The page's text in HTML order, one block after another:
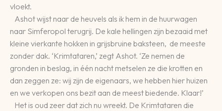
vloekt.
Ashot wijst naar de heuvels als ik hem in de huurwagen
naar Simferopol terugrij. De kale hellingen zijn bezaaid met
kleine vierkante hokken in grijsbruine baksteen, de meeste
zonder dak. ‘Krimtataren,’ zegt Ashot. ‘Ze nemen de
gronden in beslag, in één nacht metselen ze die krotten en
dan zeggen ze: wij zijn de eigenaars, we hebben hier huizen
en we verkopen ons bezit aan de meest biedende. Klaar!’
Het is oud zeer dat zich nu wreekt. De Krimtataren die